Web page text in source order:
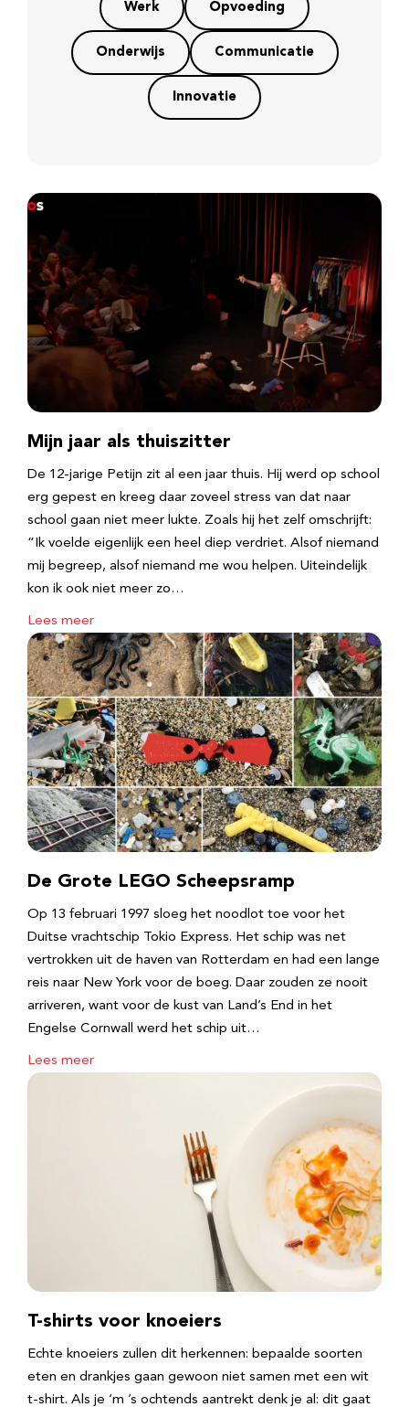
Werk Opvoeding
Onderwijs Communicatie
Innovatie
Mijn jaar als thuiszitter
De 12-jarige Petijn zit al een jaar thuis. Hij werd op school
erg gepest en kreeg daar zoveel stress van dat naar
school gaan niet meer lukte. Zoals hij het zelf omschrijft:
“Ik voelde eigenlijk een heel diep verdriet. Alsof niemand
mij begreep, alsof niemand me wou helpen. Uiteindelijk
kon ik ook niet meer zo…
Lees meer
De Grote LEGO Scheepsramp
Op 13 februari 1997 sloeg het noodlot toe voor het
Duitse vrachtschip Tokio Express. Het schip was net
vertrokken uit de haven van Rotterdam en had een lange
reis naar New York voor de boeg. Daar zouden ze nooit
arriveren, want voor de kust van Land’s End in het
Engelse Cornwall werd het schip uit…
Lees meer
T-shirts voor knoeiers
Echte knoeiers zullen dit herkennen: bepaalde soorten
eten en drankjes gaan gewoon niet samen met een wit
t-shirt. Als je ‘m ’s ochtends aantrekt denk je al: dit gaat